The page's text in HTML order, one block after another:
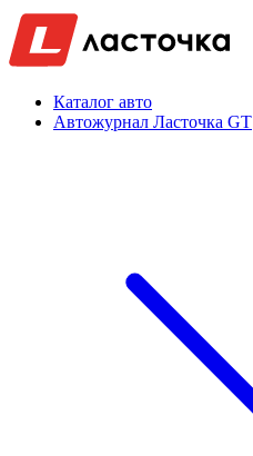
Каталог авто
Автожурнал Ласточка GT